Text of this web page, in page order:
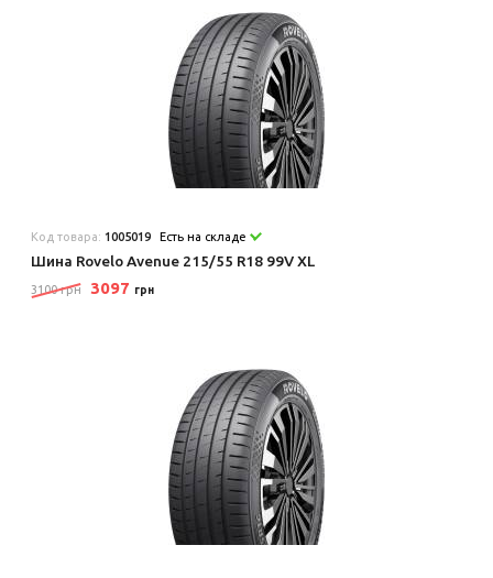
Код товара: 1005019 Есть на складе
Шина Rovelo Avenue 215/55 R18 99V XL
3100 грн 3097 грн